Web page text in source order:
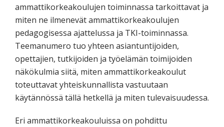
ammattikorkeakoulujen toiminnassa tarkoittavat ja
miten ne ilmenevät ammattikorkeakoulujen
pedagogisessa ajattelussa ja TKI-toiminnassa.
Teemanumero tuo yhteen asiantuntijoiden,
opettajien, tutkijoiden ja työelämän toimijoiden
näkökulmia siitä, miten ammattikorkeakoulut
toteuttavat yhteiskunnallista vastuutaan
käytännössä tällä hetkellä ja miten tulevaisuudessa.
Eri ammattikorkeakouluissa on pohdittu